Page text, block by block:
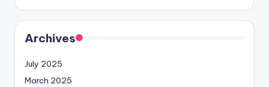
Archives
July 2025
March 2025